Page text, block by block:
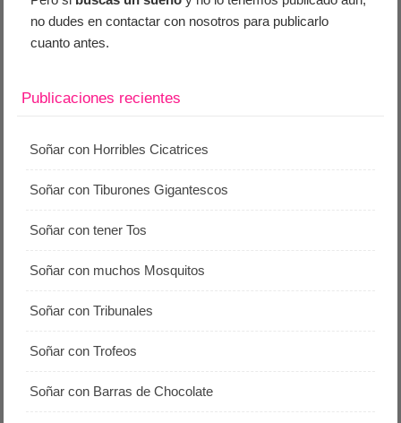
no dudes en contactar con nosotros para publicarlo
cuanto antes.
Publicaciones recientes
Soñar con Horribles Cicatrices
Soñar con Tiburones Gigantescos
Soñar con tener Tos
Soñar con muchos Mosquitos
Soñar con Tribunales
Soñar con Trofeos
Soñar con Barras de Chocolate